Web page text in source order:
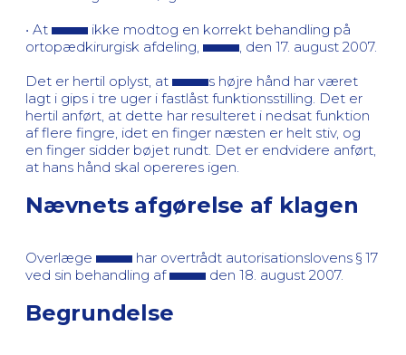
• At
ikke modtog en korrekt behandling på
ortopædkirurgisk afdeling,
, den 17. august 2007.
Det er hertil oplyst, at
s højre hånd har været
lagt i gips i tre uger i fastlåst funktionsstilling. Det er
hertil anført, at dette har resulteret i nedsat funktion
af flere fingre, idet en finger næsten er helt stiv, og
en finger sidder bøjet rundt. Det er endvidere anført,
at hans hånd skal opereres igen.
Nævnets afgørelse af klagen
Overlæge
har overtrådt autorisationslovens § 17
ved sin behandling af
den 18. august 2007.
Begrundelse